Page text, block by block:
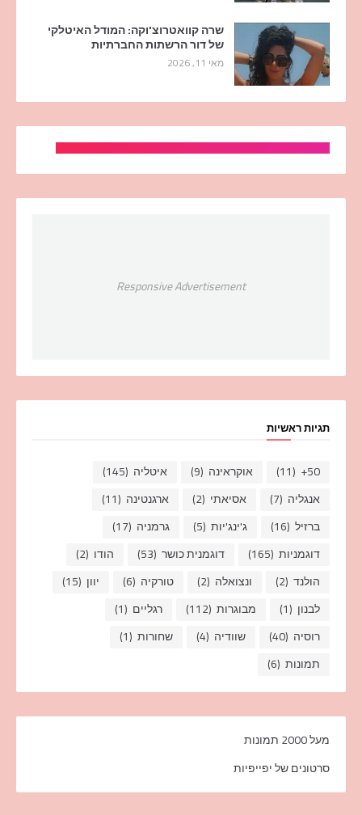
שרה קוואטרוצ'וקה: המודל האיטלקי
של דור הרשתות החברתיות
מאי 11, 2026
Responsive Advertisement
תגיות ראשיות
50+
(11) אוקראינה (9) איטליה (145)
אנגליה (7) אסיאתי (2) ארגנטינה (11)
ברזיל (16) ג'ינג'יות (5) גרמניה (17)
דוגמניות (165) דוגמנית כושר (53) הודו (2)
הולנד (2) ונצואלה (2) טורקיה (6) יוון (15)
לבנון (1) מבוגרות (112) רגליים (1)
רוסיה (40) שוודיה (4) שחורות (1)
תמונות (6)
מעל 2000 תמונות
סרטונים של יפייפיות